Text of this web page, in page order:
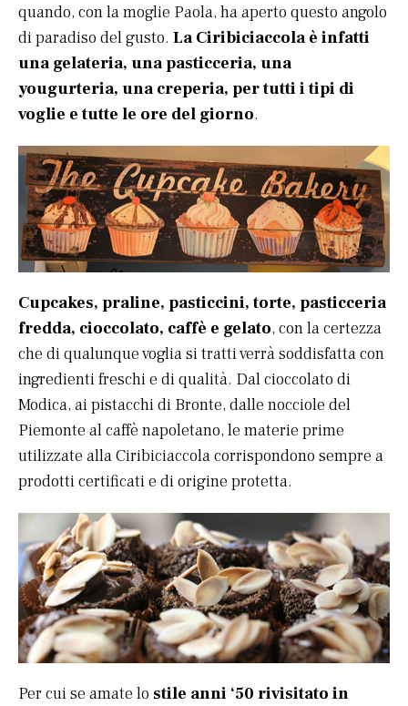
quando, con la moglie Paola, ha aperto questo angolo
di paradiso del gusto. La Ciribiciaccola è infatti
una gelateria, una pasticceria, una
yougurteria, una creperia, per tutti i tipi di
voglie e tutte le ore del giorno.
Cupcakes, praline, pasticcini, torte, pasticceria
fredda, cioccolato, caffè e gelato, con la certezza
che di qualunque voglia si tratti verrà soddisfatta con
ingredienti freschi e di qualità. Dal cioccolato di
Modica, ai pistacchi di Bronte, dalle nocciole del
Piemonte al caffè napoletano, le materie prime
utilizzate alla Ciribiciaccola corrispondono sempre a
prodotti certificati e di origine protetta.
Per cui se amate lo stile anni ‘50 rivisitato in